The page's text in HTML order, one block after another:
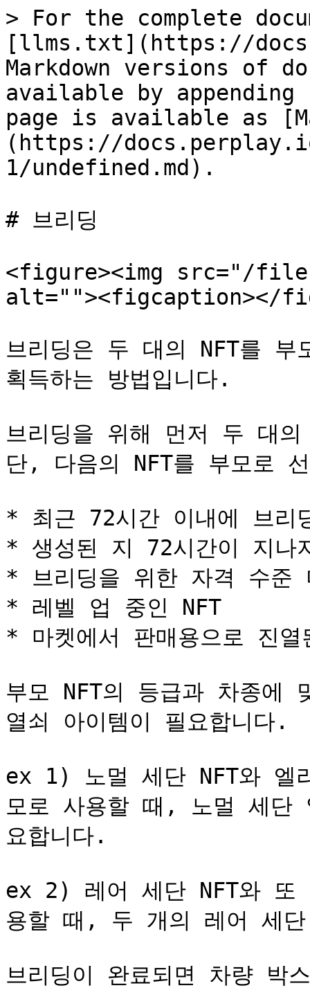
> For the complete
[llms.txt](https://
Markdown versions of
available by
page is available as
(https://
1/undefined.md).
# 브리딩
<figure><img src="/files/
alt=""><figcaption></
브리딩은 두 대의 NFT를 부
획득하는 방법입니다.
브리딩을 위해 먼저 두 대
단, 다음의 NFT를 부모로
* 최근 72시간 이내에 브리
* 생성된 지 72시간이 지나
* 브리딩을 위한 자격 수준
* 레벨 업 중인 NFT
* 마켓에서 판매용으로 진열
부모 NFT의 등급과 차종에
열쇠 아이템이 필요합니다.
ex 1) 노멀 세단 NFT와 엘
모로 사용할 때, 노멀 세단
요합니다.
ex 2) 레어 세단 NFT와 또
용할 때, 두 개의 레어 세
브리딩이 완료되면 차량 박